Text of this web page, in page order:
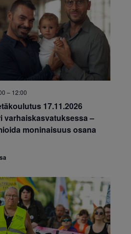
17.11.2026
varhaiskasvatuksessa –
moninaisuus osana
– 12:00